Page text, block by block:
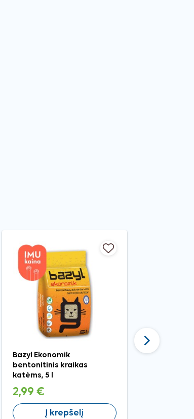
Bazyl Ekonomik
bentonitinis kraikas
katėms, 5 l
2,99 €
Į krepšelį
Tęsti